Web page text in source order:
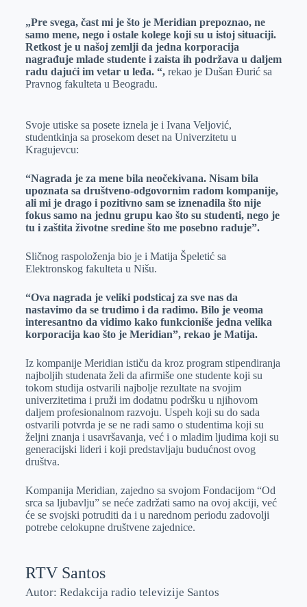
„Pre svega, čast mi je što je Meridian prepoznao, ne
samo mene, nego i ostale kolege koji su u istoj situaciji.
Retkost je u našoj zemlji da jedna korporacija
nagrađuje mlade studente i zaista ih podržava u daljem
radu dajući im vetar u leđa. “, rekao je Dušan Đurić sa
Pravnog fakulteta u Beogradu.
Svoje utiske sa posete iznela je i Ivana Veljović,
studentkinja sa prosekom deset na Univerzitetu u
Kragujevcu:
“Nagrada je za mene bila neočekivana. Nisam bila
upoznata sa društveno-odgovornim radom kompanije,
ali mi je drago i pozitivno sam se iznenadila što nije
fokus samo na jednu grupu kao što su studenti, nego je
tu i zaštita životne sredine što me posebno raduje”.
Sličnog raspoloženja bio je i Matija Špeletić sa
Elektronskog fakulteta u Nišu.
“Ova nagrada je veliki podsticaj za sve nas da
nastavimo da se trudimo i da radimo. Bilo je veoma
interesantno da vidimo kako funkcioniše jedna velika
korporacija kao što je Meridian”, rekao je Matija.
Iz kompanije Meridian ističu da kroz program stipendiranja
najboljih studenata želi da afirmiše one studente koji su
tokom studija ostvarili najbolje rezultate na svojim
univerzitetima i pruži im dodatnu podršku u njihovom
daljem profesionalnom razvoju. Uspeh koji su do sada
ostvarili potvrda je se ne radi samo o studentima koji su
željni znanja i usavršavanja, već i o mladim ljudima koji su
generacijski lideri i koji predstavljaju budućnost ovog
društva.
Kompanija Meridian, zajedno sa svojom Fondacijom “Od
srca sa ljubavlju” se neće zadržati samo na ovoj akciji, već
će se svojski potruditi da i u narednom periodu zadovolji
potrebe celokupne društvene zajednice.
RTV Santos
Autor: Redakcija radio televizije Santos